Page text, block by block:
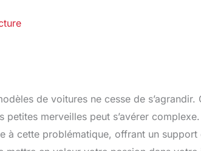
de voitures ne cesse de s’agrandir.
merveilles peut s’avérer
à cette problématique, offrant un